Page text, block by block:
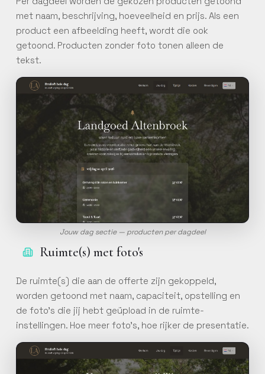
Online basistraining
Doorloop stap voor stap de
basisfuncties van Constell
EMS via onze interactieve
met naam, beschrijving, hoeveelheid en prijs. Als een
product een afbeelding heeft, wordt die ook
getoond. Producten zonder foto tonen alleen de
tekst.
Jouw dag sectie — producten per dagdeel
Ruimte(s) met foto's
De ruimte(s) die aan de offerte zijn gekoppeld,
worden getoond met naam, capaciteit, opstelling en
de foto's die jij hebt geüpload in de ruimte-
instellingen. Hoe meer foto's, hoe rijker de presentatie.